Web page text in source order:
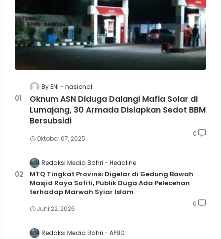
By ENI nasional
Oknum ASN Diduga Dalangi Mafia Solar di
Lumajang, 30 Armada Disiapkan Sedot BBM
Bersubsidi
Oktober 07, 2025
0
Redaksi Media Bahri Headline
MTQ Tingkat Provinsi Digelar di Gedung Bawah
Masjid Raya Sofifi, Publik Duga Ada Pelecehan
terhadap Marwah Syiar Islam
Juni 22, 2026
0
Redaksi Media Bahri APBD